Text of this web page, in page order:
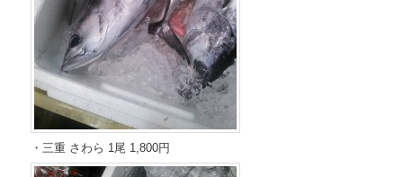
・三重 さわら 1尾 1,800円